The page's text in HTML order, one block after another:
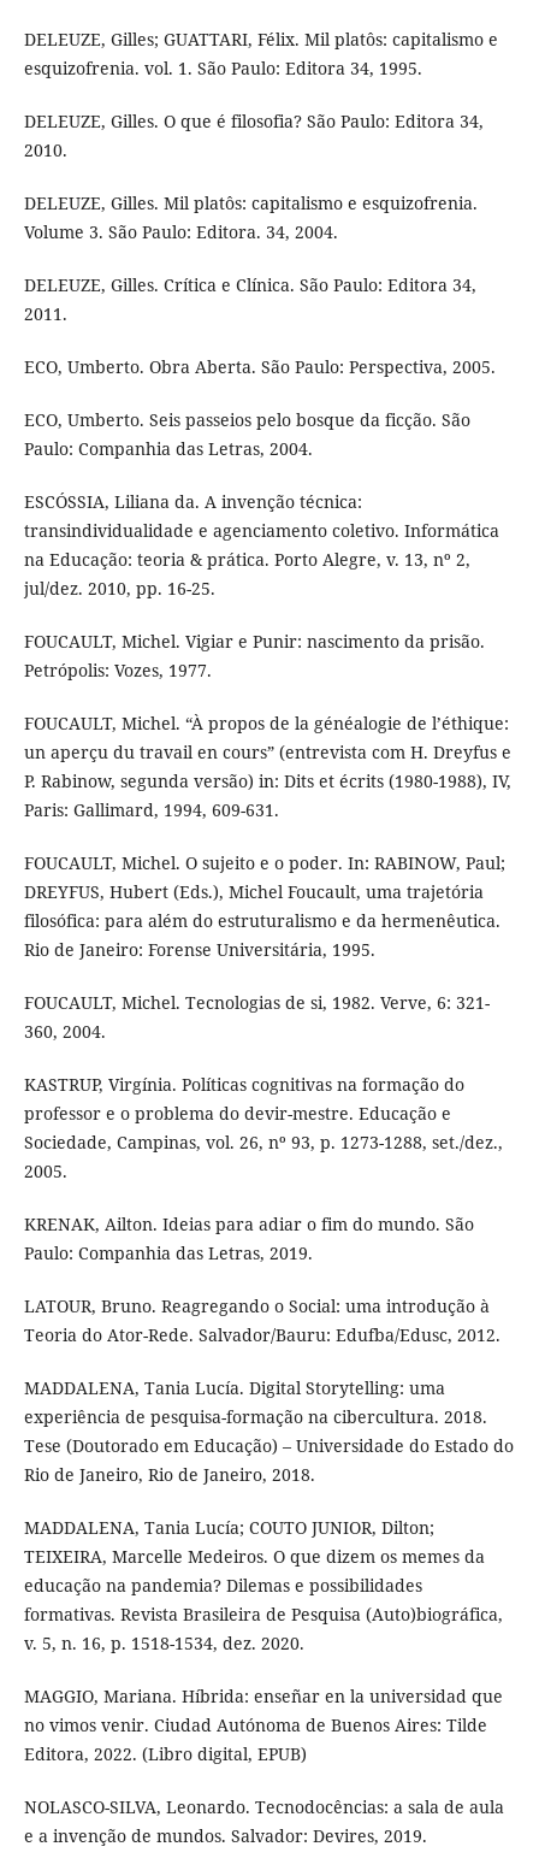
DELEUZE, Gilles; GUATTARI, Félix. Mil platôs: capitalismo e
esquizofrenia. vol. 1. São Paulo: Editora 34, 1995.
DELEUZE, Gilles. O que é filosofia? São Paulo: Editora 34,
2010.
DELEUZE, Gilles. Mil platôs: capitalismo e esquizofrenia.
Volume 3. São Paulo: Editora. 34, 2004.
DELEUZE, Gilles. Crítica e Clínica. São Paulo: Editora 34,
2011.
ECO, Umberto. Obra Aberta. São Paulo: Perspectiva, 2005.
ECO, Umberto. Seis passeios pelo bosque da ficção. São
Paulo: Companhia das Letras, 2004.
ESCÓSSIA, Liliana da. A invenção técnica:
transindividualidade e agenciamento coletivo. Informática
na Educação: teoria & prática. Porto Alegre, v. 13, nº 2,
jul/dez. 2010, pp. 16-25.
FOUCAULT, Michel. Vigiar e Punir: nascimento da prisão.
Petrópolis: Vozes, 1977.
FOUCAULT, Michel. “À propos de la généalogie de l’éthique:
un aperçu du travail en cours” (entrevista com H. Dreyfus e
P. Rabinow, segunda versão) in: Dits et écrits (1980-1988), IV,
Paris: Gallimard, 1994, 609-631.
FOUCAULT, Michel. O sujeito e o poder. In: RABINOW, Paul;
DREYFUS, Hubert (Eds.), Michel Foucault, uma trajetória
filosófica: para além do estruturalismo e da hermenêutica.
Rio de Janeiro: Forense Universitária, 1995.
FOUCAULT, Michel. Tecnologias de si, 1982. Verve, 6: 321-
360, 2004.
KASTRUP, Virgínia. Políticas cognitivas na formação do
professor e o problema do devir-mestre. Educação e
Sociedade, Campinas, vol. 26, nº 93, p. 1273-1288, set./dez.,
2005.
KRENAK, Ailton. Ideias para adiar o fim do mundo. São
Paulo: Companhia das Letras, 2019.
LATOUR, Bruno. Reagregando o Social: uma introdução à
Teoria do Ator-Rede. Salvador/Bauru: Edufba/Edusc, 2012.
MADDALENA, Tania Lucía. Digital Storytelling: uma
experiência de pesquisa-formação na cibercultura. 2018.
Tese (Doutorado em Educação) – Universidade do Estado do
Rio de Janeiro, Rio de Janeiro, 2018.
MADDALENA, Tania Lucía; COUTO JUNIOR, Dilton;
TEIXEIRA, Marcelle Medeiros. O que dizem os memes da
educação na pandemia? Dilemas e possibilidades
formativas. Revista Brasileira de Pesquisa (Auto)biográfica,
v. 5, n. 16, p. 1518-1534, dez. 2020.
MAGGIO, Mariana. Híbrida: enseñar en la universidad que
no vimos venir. Ciudad Autónoma de Buenos Aires: Tilde
Editora, 2022. (Libro digital, EPUB)
NOLASCO-SILVA, Leonardo. Tecnodocências: a sala de aula
e a invenção de mundos. Salvador: Devires, 2019.